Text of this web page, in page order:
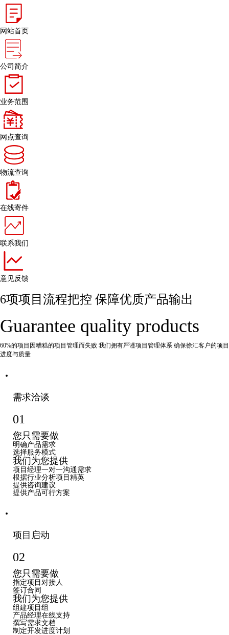
网站首页
公司简介
业务范围
网点查询
物流查询
在线寄件
联系我们
意见反馈
6项项目流程把控 保障优质产品输出
Guarantee quality products
60%的项目因糟糕的项目管理而失败 我们拥有严谨项目管理体系 确保徐汇客户的项目
进度与质量
需求洽谈
01
您只需要做
明确产品需求
选择服务模式
我们为您提供
项目经理一对一沟通需求
根据行业分析项目精英
提供咨询建议
提供产品可行方案
项目启动
02
您只需要做
指定项目对接人
签订合同
我们为您提供
组建项目组
产品经理在线支持
撰写需求文档
制定开发进度计划